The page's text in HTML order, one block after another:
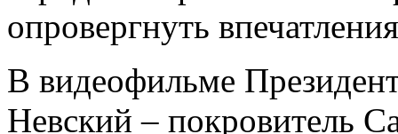
опровергнуть
В видеофильме
Невский – покровитель